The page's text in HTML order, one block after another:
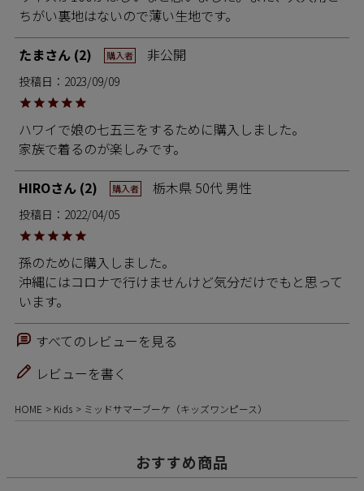
ちがい裏地はないので薄い生地です。
たま 2 購入者 非公開
投稿日 2023/09/09
ハワイで娘の七五三をするために購入しました。
家族で着るのが楽しみです。
HIRO 2 購入者 栃木県 50代 男性
投稿日 2022/04/05
孫のために購入しました。
沖縄にはコロナで行けませんけど気分だけでもと思って
います。
すべてのレビューを見る
レビューを書く
HOME Kids ミッドサマーブーケ（キッズワンピース）
おすすめ商品